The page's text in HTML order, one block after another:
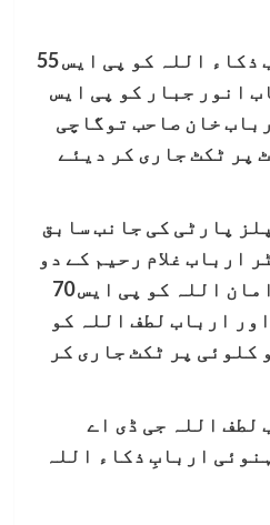
اسی خاندان کے ارباب ذکاء اللہ کو پی ایس 55
انور جبار کو پی ایس
خان صاحب توگاچی
اسلام کوٹ پر ٹکٹ جاری کر دیئے
پارٹی کی جانب سابق
ارباب غلام رحیم کے دو
بھتیجے ارباب امیر امان اللہ کو پی ایس 70
ارباب لطف اللہ کو
ڈیپلو کلوئی پر ٹکٹ جاری کر
لطف اللہ جی ڈی اے
اربابِ ذکاء اللہ